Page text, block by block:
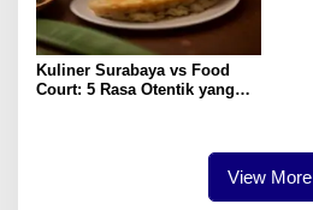
Kuliner Surabaya vs Food
Court: 5 Rasa Otentik yang
View More